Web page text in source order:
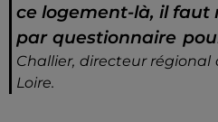
ce logement-là, il faut
par questionnaire
Challier, directeur régional
Loire.